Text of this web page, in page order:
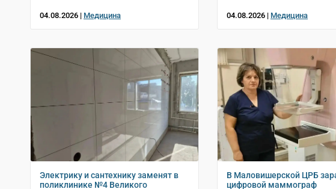
04.08.2026 | Медицина 04.08.2026 | Медицина
Электрику и сантехнику заменят в
поликлинике №4 Великого
В Маловишерской ЦРБ
цифровой маммограф